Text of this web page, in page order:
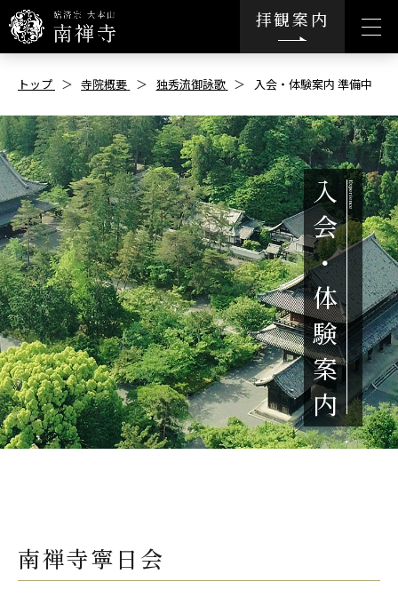
拝観案内
トップ 寺院概要 独秀流御詠歌 入会・体験案内 準備中
入
会
・
体
験
案
内
南禅寺寧日会